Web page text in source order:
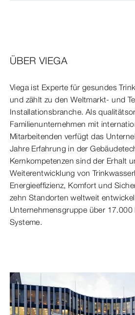
ÜBER VIEGA
Viega ist Experte für gesundes
und zählt zu den Weltmarkt- und
Installationsbranche. Als
Familienunternehmen mit
Mitarbeitenden verfügt das
Jahre Erfahrung in der
Kernkompetenzen sind der Erhalt
Weiterentwicklung von
Energieeffizienz, Komfort und
zehn Standorten weltweit
Unternehmensgruppe über
Systeme.